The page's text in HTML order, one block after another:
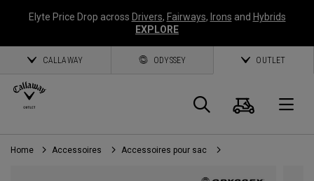
Elyte Price Drop across Drivers, Fairways, Irons and Hybrids
EXPLORE
CALLAWAY ODYSSEY OUTLET
Panier
Home Accessoires Accessoires pour sac